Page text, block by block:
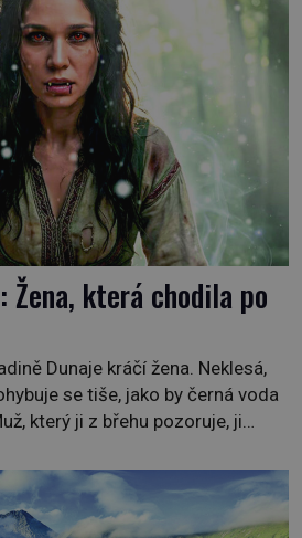
Žena, která chodila po
Dunaje kráčí žena. Neklesá,
se tiše, jako by černá voda
který ji z břehu pozoruje, ji
Kisiljevo v severovýchodním
účty. […]